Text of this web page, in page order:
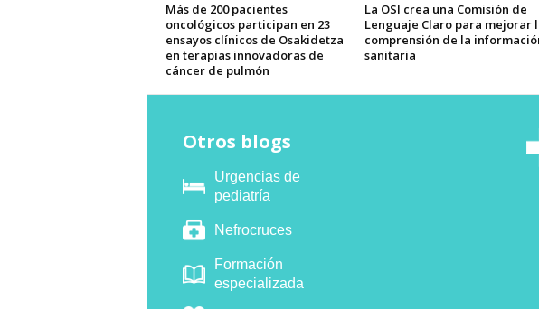
Más de 200 pacientes
oncológicos participan en 23
ensayos clínicos de Osakidetza
en terapias innovadoras de
cáncer de pulmón
La OSI crea una Comisión de
Lenguaje Claro para mejorar
comprensión de la
sanitaria
Otros blogs
Urgencias de
pediatría
Nefrocruces
Formación
especializada